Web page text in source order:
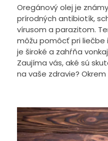
Oregánový olej je
prírodných antibiotík,
vírusom a parazitom.
môžu pomôcť pri liečbe
je široké a zahŕňa
Zaujíma vás, aké sú
na vaše zdravie?